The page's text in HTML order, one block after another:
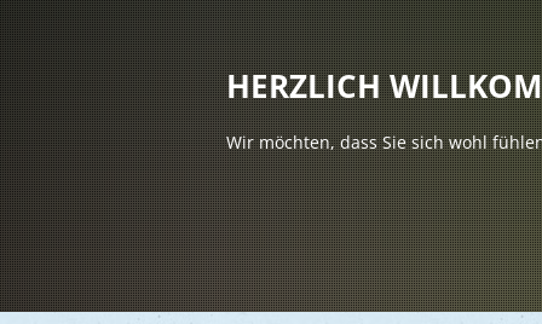
HERZLICH
Wir möchten, dass Sie sich wohl